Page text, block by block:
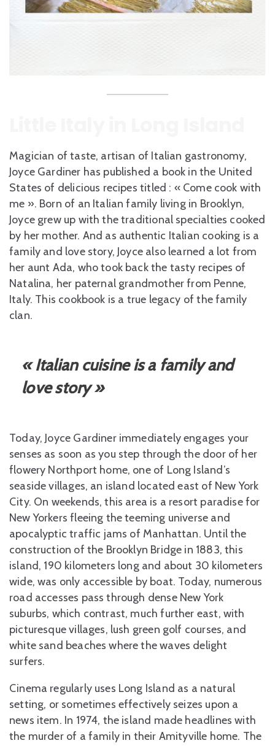
Magician of taste, artisan of Italian gastronomy,
Joyce Gardiner has published a book in the United
States of delicious recipes titled : « Come cook with
me ». Born of an Italian family living in Brooklyn,
Joyce grew up with the traditional specialties cooked
by her mother. And as authentic Italian cooking is a
family and love story, Joyce also learned a lot from
her aunt Ada, who took back the tasty recipes of
Natalina, her paternal grandmother from Penne,
Italy. This cookbook is a true legacy of the family
clan.
« Italian cuisine is a family and
love story »
Today, Joyce Gardiner immediately engages your
senses as soon as you step through the door of her
flowery Northport home, one of Long Island’s
seaside villages, an island located east of New York
City. On weekends, this area is a resort paradise for
New Yorkers fleeing the teeming universe and
apocalyptic traffic jams of Manhattan. Until the
construction of the Brooklyn Bridge in 1883, this
island, 190 kilometers long and about 30 kilometers
wide, was only accessible by boat. Today, numerous
road accesses pass through dense New York
suburbs, which contrast, much further east, with
picturesque villages, lush green golf courses, and
white sand beaches where the waves delight
surfers.
Cinema regularly uses Long Island as a natural
setting, or sometimes effectively seizes upon a
news item. In 1974, the island made headlines with
the murder of a family in their Amityville home. The